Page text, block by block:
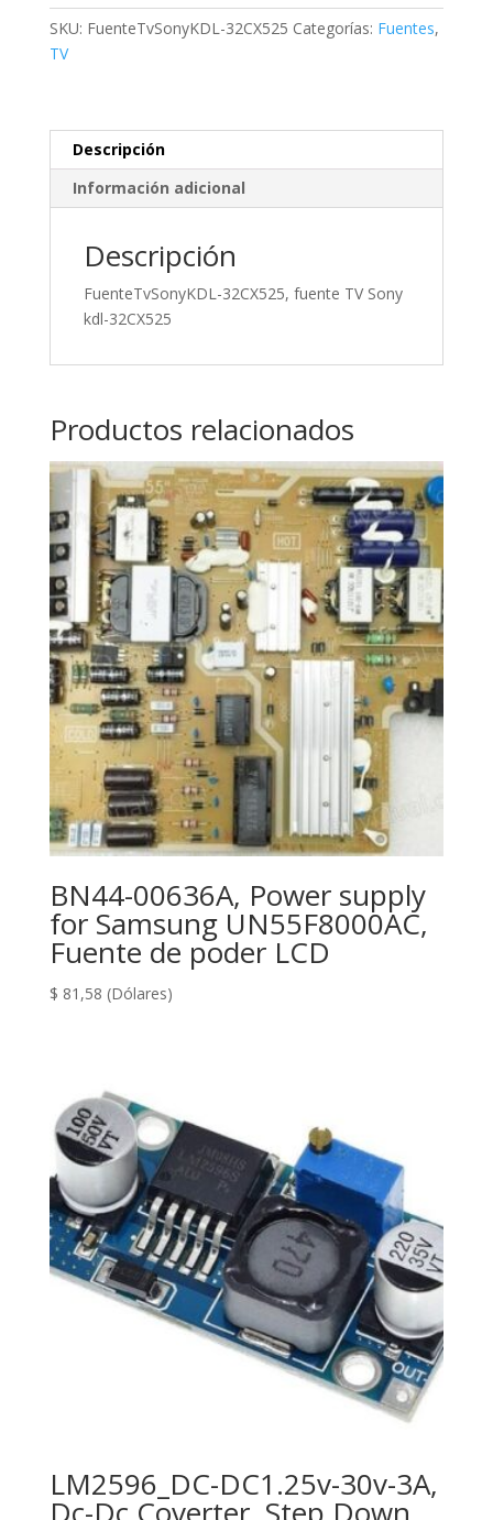
Sony
kdl-
SKU: FuenteTvSonyKDL-32CX525 Categorías: Fuentes,
TV
Descripción
Información adicional
Descripción
FuenteTvSonyKDL-32CX525, fuente TV Sony
kdl-32CX525
Productos relacionados
BN44-00636A, Power supply
for Samsung UN55F8000AC,
Fuente de poder LCD
$ 81,58 (Dólares)
LM2596_DC-DC1.25v-30v-3A,